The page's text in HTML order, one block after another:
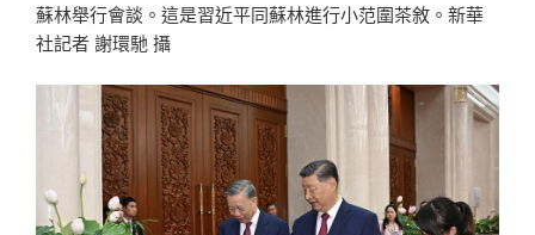
蘇林舉行會談。這是習近平同蘇林進行小范圍茶敘。新華
社記者 謝環馳 攝